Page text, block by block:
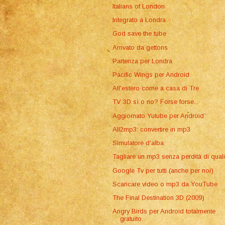
Italians of London
Integrato a Londra
God save the tube
Arrivato da gettons
Partenza per Londra
Pacific Wings per Android
All'estero come a casa di Tre
TV 3D sì o no? Forse forse...
Aggiornato Yutube per Android
All2mp3: convertire in mp3
Simulatore d'alba
Tagliare un mp3 senza perdità di
Google Tv per tutti (anche per noi)
Scaricare video o mp3 da YouTube
The Final Destination 3D (2009)
Angry Birds per Android totalmente
gratuito.